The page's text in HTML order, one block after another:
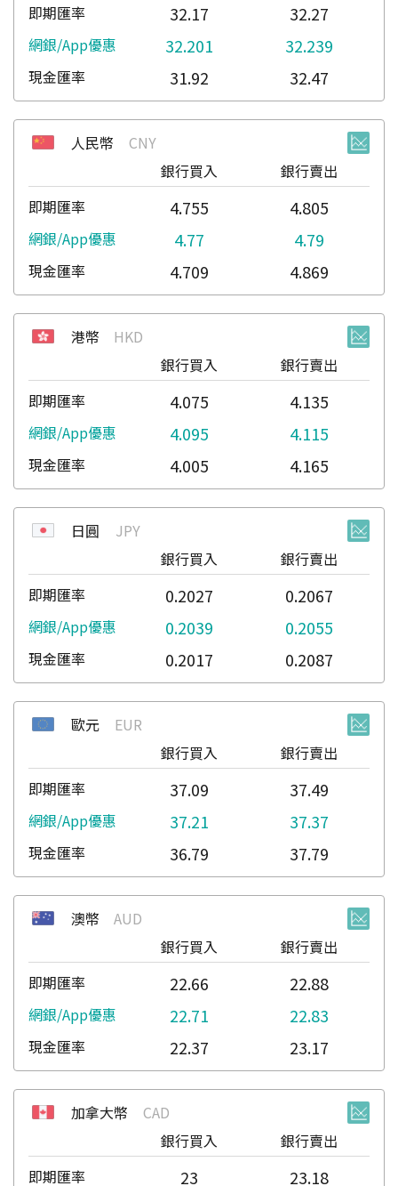
32.17
32.27
32.201
32.239
31.92
32.47
人民幣
CNY
銀行買入
銀行賣出
4.755
4.805
4.77
4.79
4.709
4.869
港幣
HKD
銀行買入
銀行賣出
4.075
4.135
4.095
4.115
4.005
4.165
日圓
JPY
銀行買入
銀行賣出
0.2027
0.2067
0.2039
0.2055
0.2017
0.2087
歐元
EUR
銀行買入
銀行賣出
37.09
37.49
37.21
37.37
36.79
37.79
澳幣
AUD
銀行買入
銀行賣出
22.66
22.88
22.71
22.83
22.37
23.17
加拿大幣
CAD
銀行買入
銀行賣出
23 23.18